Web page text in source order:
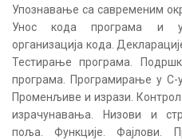
Упознавање са савременим
Унос кода програма и
организација кода.
Тестирање програма.
програма. Програмирање у
Променљиве и изрази.
израчунавања. Низови и
поља. Функције. Фајлови.